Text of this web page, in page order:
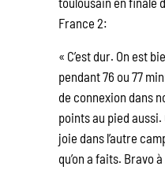
France 2:
« C’est dur. On est
pendant 76 ou 77
de connexion dans
points au pied aussi.
joie dans l’autre
qu’on a faits. Bravo